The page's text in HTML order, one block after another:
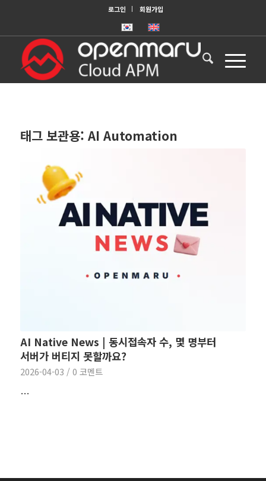
로그인 회원가입
태그 보관용: AI Automation
AI Native News | 동시접속자 수, 몇 명부터
서버가 버티지 못할까요?
2026-04-03 / 0 코멘트
…